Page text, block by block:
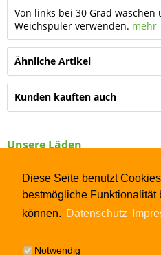
Diese Seite benutzt
bestmögliche Funktionalität
können. Datenschutz
Notwendig
Von links bei 30 Grad
Weichspüler verwenden. mehr
Ähnliche Artikel
Kunden kauften auch
Unsere Läden
Shop Service
Informationen